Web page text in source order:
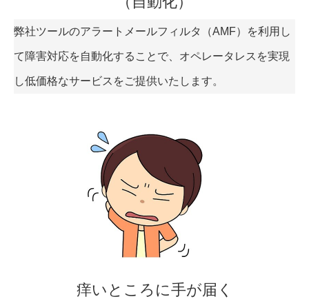
弊社ツールのアラートメールフィルタ（AMF）を利用し
て障害対応を自動化することで、オペレータレスを実現
し低価格なサービスをご提供いたします。
痒いところに手が届く